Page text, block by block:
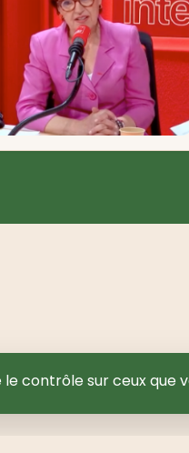
contrôle sur ceux que